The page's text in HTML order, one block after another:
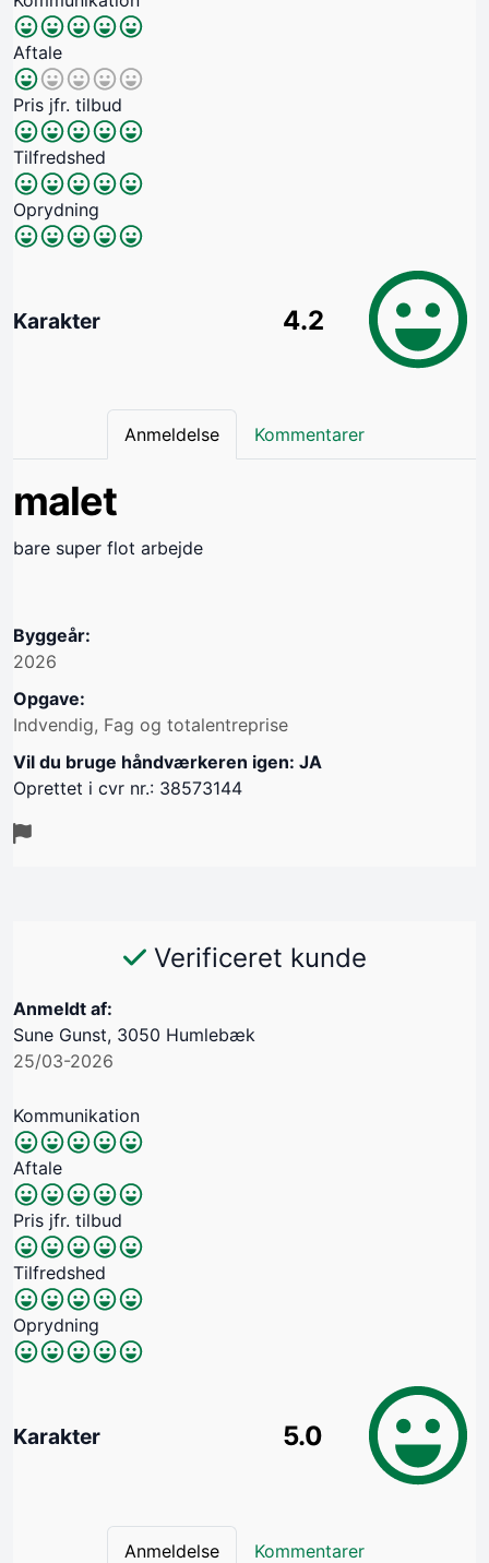
Aftale
Pris jfr. tilbud
Tilfredshed
Oprydning
Karakter 4.2
Anmeldelse Kommentarer
malet
bare super flot arbejde
Byggeår:
2026
Opgave:
Indvendig, Fag og totalentreprise
Vil du bruge håndværkeren igen: JA
Oprettet i cvr nr.: 38573144
Verificeret kunde
Anmeldt af:
Sune Gunst, 3050 Humlebæk
25/03-2026
Kommunikation
Aftale
Pris jfr. tilbud
Tilfredshed
Oprydning
Karakter 5.0
Anmeldelse Kommentarer